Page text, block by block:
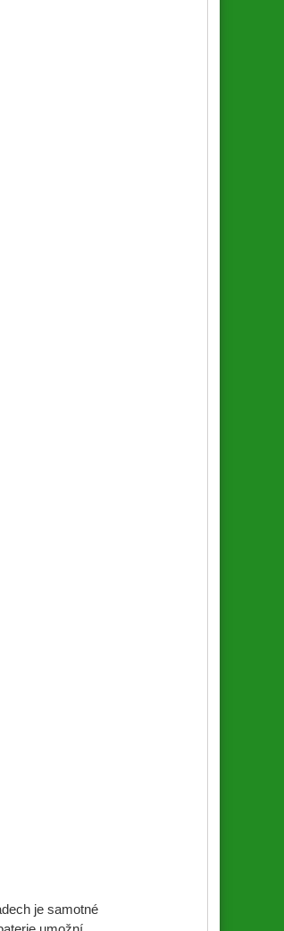
je samotné